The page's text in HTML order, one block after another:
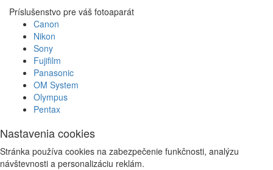
Príslušenstvo pre váš fotoaparát
Canon
Nikon
Sony
Fujifilm
Panasonic
OM System
Olympus
Pentax
Nastavenia cookies
Stránka používa cookies na zabezpečenie funkčnosti, analýzu
návštevnosti a personalizáciu reklám.